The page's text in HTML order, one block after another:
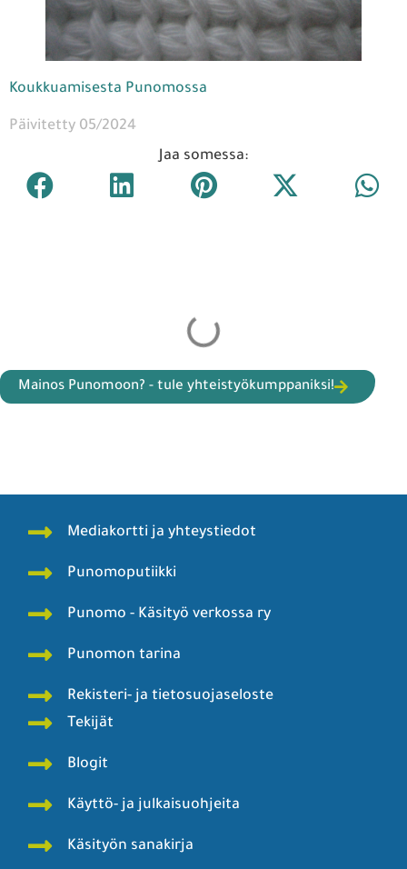
Koukkuamisesta Punomossa
Päivitetty 05/2024
Jaa somessa:
Mainos Punomoon? - tule yhteistyökumppaniksi!
Mediakortti ja yhteystiedot
Punomoputiikki